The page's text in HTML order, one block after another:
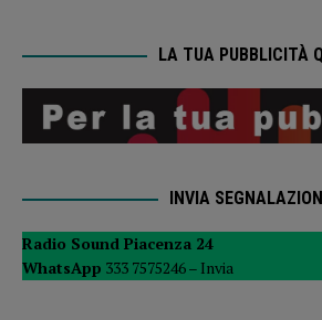
LA TUA PUBBLICITÀ
INVIA SEGNALAZIONI
Radio Sound Piacenza 24
WhatsApp 333 7575246 – Invia